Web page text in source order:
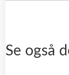
Se også